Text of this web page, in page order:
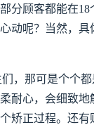
分顾客都能在
动呢？当然，
，那可是个个
耐心，会细致
矫正过程。还